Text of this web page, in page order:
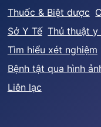
Thuốc & Biệt dược
Sở Y Tế Thủ thuật y
Tìm hiểu xét nghiệm
Bệnh tật qua hình
Liên lạc